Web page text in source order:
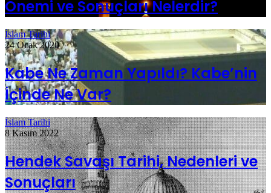
Önemi ve Sonuçları Nelerdir?
İslam Tarihi
24 Ocak 2020
Kabe Ne Zaman Yapıldı? Kabe’nin
İçinde Ne Var?
İslam Tarihi
8 Kasım 2022
Hendek Savaşı Tarihi, Nedenleri ve
Sonuçları